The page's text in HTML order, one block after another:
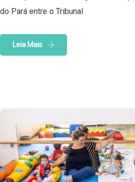
do Pará entre o Tribunal
Leia Mais